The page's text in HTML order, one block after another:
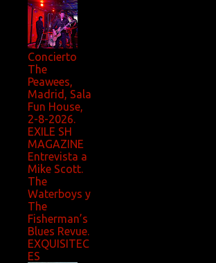
Concierto
The
Peawees,
Madrid, Sala
Fun House,
2-8-2026.
EXILE SH
MAGAZINE
Entrevista a
Mike Scott.
The
Waterboys y
The
Fisherman’s
Blues Revue.
EXQUISITEC
ES